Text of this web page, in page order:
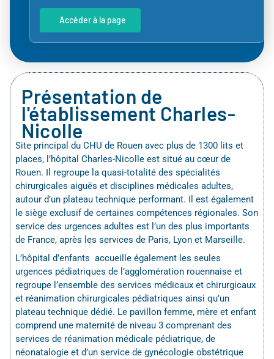
Accéder à la page
Présentation de
l'établissement Charles-
Nicolle
Site principal du CHU de Rouen avec plus de 1300 lits et
places, l’hôpital Charles-Nicolle est situé au cœur de
Rouen. Il regroupe la quasi-totalité des spécialités
chirurgicales aiguës et disciplines médicales adultes,
autour d’un plateau technique performant. Il est également
le siège exclusif de certaines compétences régionales. Son
service des urgences adultes est l’un des plus importants
de France, après les services de Paris, Lyon et Marseille.
L’hôpital d’enfants accueille également les seules
urgences pédiatriques de l’agglomération rouennaise et
regroupe l’ensemble des services médicaux et chirurgicaux
et réanimation chirurgicales pédiatriques ainsi qu’un
plateau technique dédié. Le pavillon femme, mère et enfant
comprend une maternité de niveau 3 comprenant des
services de réanimation médicale pédiatrique, de
néonatalogie et d’un service de gynécologie obstétrique